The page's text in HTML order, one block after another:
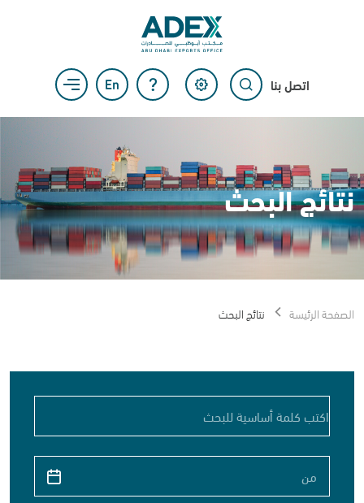
اتصل بنا
نتائج البحث
الصفحة الرئيسة نتائج البحث